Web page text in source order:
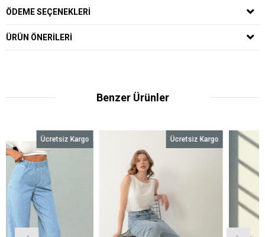
ÖDEME SEÇENEKLERI
ÜRÜN ÖNERILERI
Benzer Ürünler
Kargo